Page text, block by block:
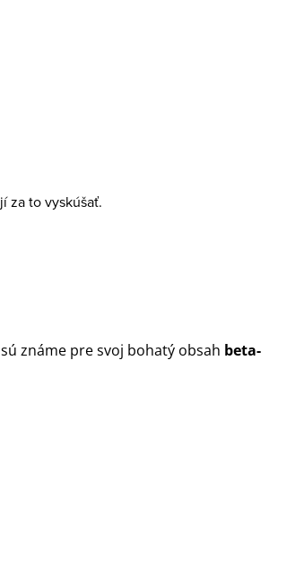
za to vyskúšať.
známe pre svoj bohatý obsah beta-